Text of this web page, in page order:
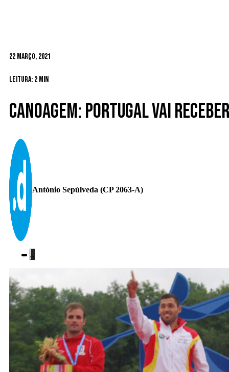
22 Março, 2021
Leitura: 2 min
Canoagem: Portugal vai
António Sepúlveda (CP 2063-A)